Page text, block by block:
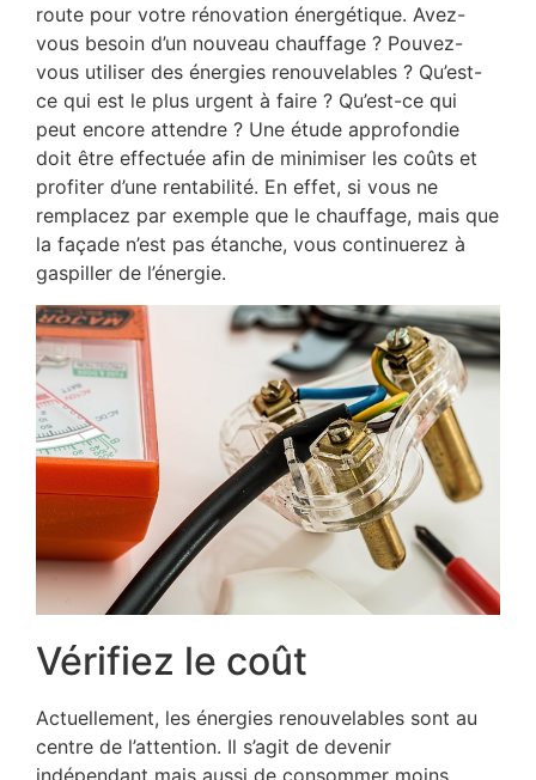
route pour votre rénovation énergétique. Avez-
vous besoin d’un nouveau chauffage ? Pouvez-
vous utiliser des énergies renouvelables ? Qu’est-
ce qui est le plus urgent à faire ? Qu’est-ce qui
peut encore attendre ? Une étude approfondie
doit être effectuée afin de minimiser les coûts et
profiter d’une rentabilité. En effet, si vous ne
remplacez par exemple que le chauffage, mais que
la façade n’est pas étanche, vous continuerez à
gaspiller de l’énergie.
Vérifiez le coût
Actuellement, les énergies renouvelables sont au
centre de l’attention. Il s’agit de devenir
indépendant mais aussi de consommer moins